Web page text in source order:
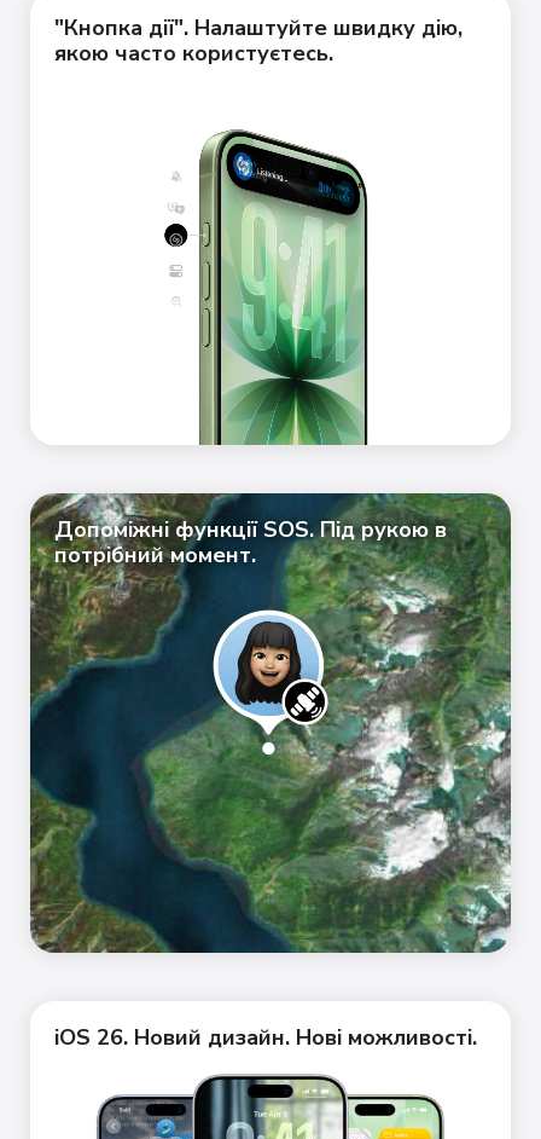
"Кнопка дії". Налаштуйте швидку дію,
якою часто користуєтесь.
Допоміжні функції SOS. Під рукою в
потрібний момент.
iOS 26. Новий дизайн. Нові можливості.